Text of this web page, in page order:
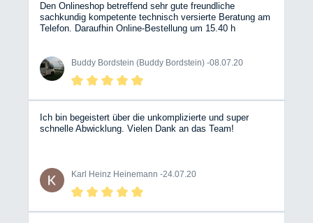
Den Onlineshop betreffend sehr gute freundliche
sachkundig kompetente technisch versierte Beratung am
Telefon. Daraufhin Online-Bestellung um 15.40 h
Buddy Bordstein (Buddy Bordstein) -08.07.20
Ich bin begeistert über die unkomplizierte und super
schnelle Abwicklung. Vielen Dank an das Team!
Karl Heinz Heinemann -24.07.20